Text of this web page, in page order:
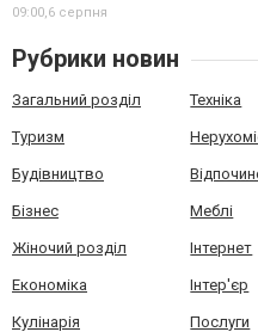
09:00,6 серпня
Рубрики новин
Загальний розділ Техніка
Туризм
Будівництво
Бізнес Меблі
Жіночий розділ Інтернет
Економіка Інтер'єр
Кулінарія Послуги